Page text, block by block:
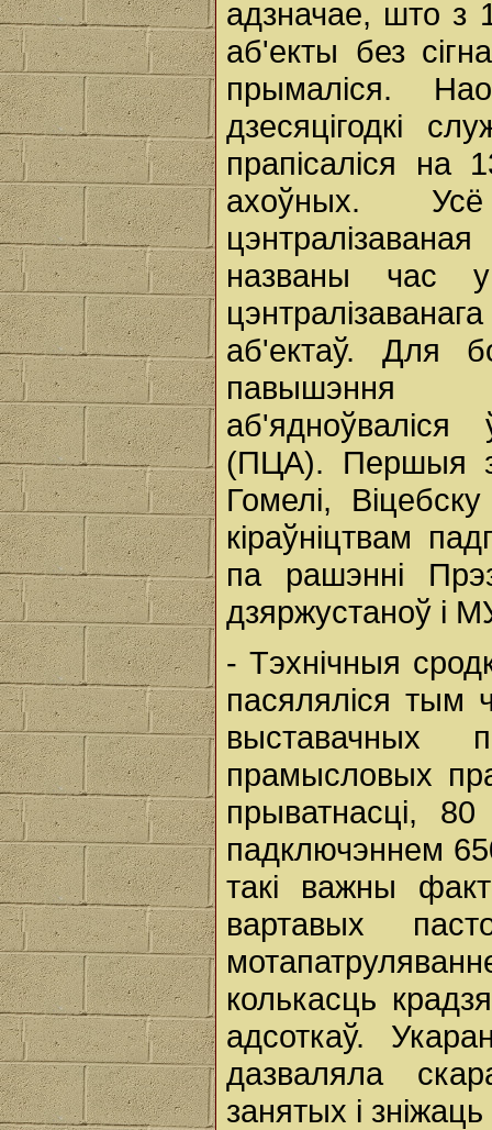
адзначае, што з
аб'екты без
прымаліся.
дзесяцігодкі
прапісаліся на
ахоўных.
названы час
аб'ектаў. Для
павышэння
(ПЦА). Першыя з
Гомелі,
кіраўніцтвам
па рашэнні
дзяржустаноў і
- Тэхнічныя
пасяляліся тым
выставачных
прамысловых
прыватнасці,
падключэннем
такі важны
вартавых
колькасць
адсоткаў.
дазваляла
занятых і